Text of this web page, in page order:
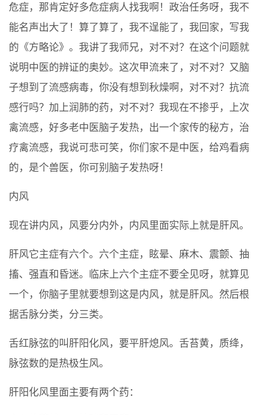
危症，那肯定好多危症病人找我啊！政治任务呀，我不
能名声出大了！算了算了，我不逞能了，我回家，写我
的《方略论》。我讲了我师兄，对不对？在这个问题就
说明中医的辨证的奥妙。这次甲流来了，对不对？又脑
子想到了流感病毒，你没有想到秋燥啊，对不对？抗流
感行吗？加上润肺的药，对不对？我现在不掺乎，上次
禽流感，好多老中医脑子发热，出一个家传的秘方，治
疗禽流感，我说可悲可笑，你们家不是中医，给鸡看病
的，是个兽医，你可别脑子发热呀！
内风
现在讲内风，风要分内外，内风里面实际上就是肝风。
肝风它主症有六个。六个主症，眩晕、麻木、震颤、抽
搐、强直和昏迷。临床上六个主症不要全见呀，就算见
一个，你脑子里就要想到这是内风，就是肝风。然后根
据舌脉分类，分三类。
舌红脉弦的叫肝阳化风，要平肝熄风。舌苔黄，质绛，
脉弦数的是热极生风。
肝阳化风里面主要有两个药：